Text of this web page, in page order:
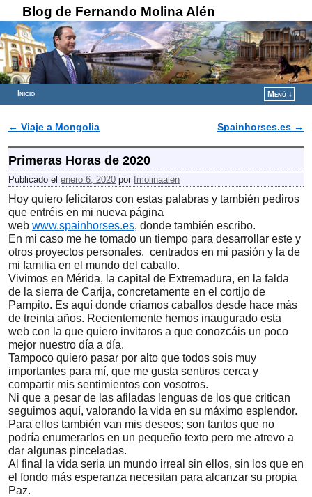
Blog de Fernando Molina Alén
Inicio
Menú ↓
Navegador de artículos
← Viaje a Mongolia Spainhorses.es →
Primeras Horas de 2020
Publicado el enero 6, 2020 por fmolinaalen
Hoy quiero felicitaros con estas palabras y también pediros
que entréis en mi nueva página
web www.spainhorses.es, donde también escribo.
En mi caso me he tomado un tiempo para desarrollar este y
otros proyectos personales, centrados en mi pasión y la de
mi familia en el mundo del caballo.
Vivimos en Mérida, la capital de Extremadura, en la falda
de la sierra de Carija, concretamente en el cortijo de
Pampito. Es aquí donde criamos caballos desde hace más
de treinta años. Recientemente hemos inaugurado esta
web con la que quiero invitaros a que conozcáis un poco
mejor nuestro día a día.
Tampoco quiero pasar por alto que todos sois muy
importantes para mí, que me gusta sentiros cerca y
compartir mis sentimientos con vosotros.
Ni que a pesar de las afiladas lenguas de los que critican
seguimos aquí, valorando la vida en su máximo esplendor.
Para ellos también van mis deseos; son tantos que no
podría enumerarlos en un pequeño texto pero me atrevo a
dar algunas pinceladas.
Al final la vida seria un mundo irreal sin ellos, sin los que en
el fondo más esperanza necesitan para alcanzar su propia
Paz.